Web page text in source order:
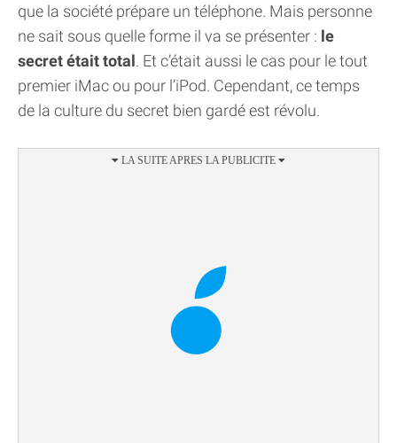
que la société prépare un téléphone. Mais personne
ne sait sous quelle forme il va se présenter : le
secret était total. Et c’était aussi le cas pour le tout
premier iMac ou pour l’iPod. Cependant, ce temps
de la culture du secret bien gardé est révolu.